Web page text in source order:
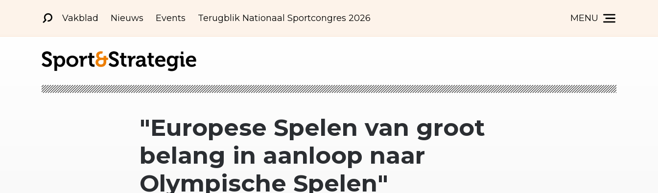
Vakblad Nieuws Events Terugblik Nationaal Sportcongres 2026 MENU
"Europese Spelen van groot
belang in aanloop naar
Olympische Spelen"